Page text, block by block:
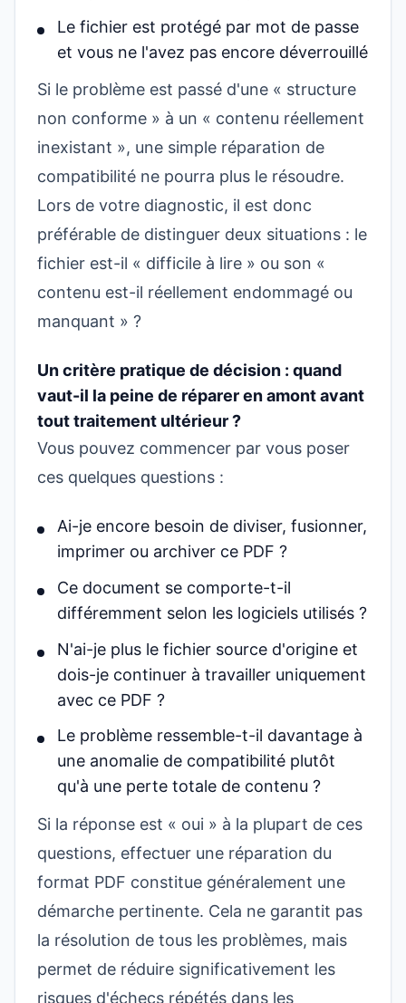
Le fichier est protégé par mot de passe
et vous ne l'avez pas encore déverrouillé
Si le problème est passé d'une « structure
non conforme » à un « contenu réellement
inexistant », une simple réparation de
compatibilité ne pourra plus le résoudre.
Lors de votre diagnostic, il est donc
préférable de distinguer deux situations : le
fichier est-il « difficile à lire » ou son «
contenu est-il réellement endommagé ou
manquant » ?
Un critère pratique de décision : quand
vaut-il la peine de réparer en amont avant
tout traitement ultérieur ?
Vous pouvez commencer par vous poser
ces quelques questions :
Ai-je encore besoin de diviser, fusionner,
imprimer ou archiver ce PDF ?
Ce document se comporte-t-il
différemment selon les logiciels utilisés ?
N'ai-je plus le fichier source d'origine et
dois-je continuer à travailler uniquement
avec ce PDF ?
Le problème ressemble-t-il davantage à
une anomalie de compatibilité plutôt
qu'à une perte totale de contenu ?
Si la réponse est « oui » à la plupart de ces
questions, effectuer une réparation du
format PDF constitue généralement une
démarche pertinente. Cela ne garantit pas
la résolution de tous les problèmes, mais
permet de réduire significativement les
risques d'échecs répétés dans les